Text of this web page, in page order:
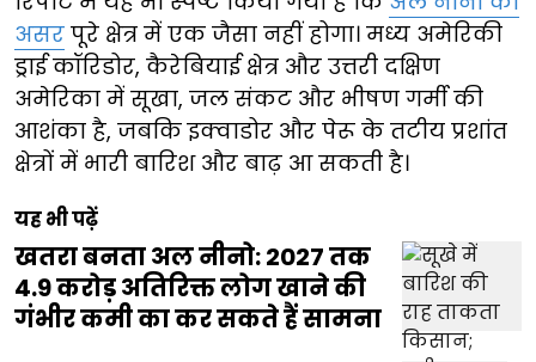
असर पूरे क्षेत्र में एक जैसा नहीं होगा। मध्य अमेरिकी
ड्राई कॉरिडोर, कैरेबियाई क्षेत्र और उत्तरी दक्षिण
अमेरिका में सूखा, जल संकट और भीषण गर्मी की
आशंका है, जबकि इक्वाडोर और पेरू के तटीय प्रशांत
क्षेत्रों में भारी बारिश और बाढ़ आ सकती है।
यह भी पढ़ें
खतरा बनता अल नीनो: 2027 तक
4.9 करोड़ अतिरिक्त लोग खाने की
गंभीर कमी का कर सकते हैं सामना